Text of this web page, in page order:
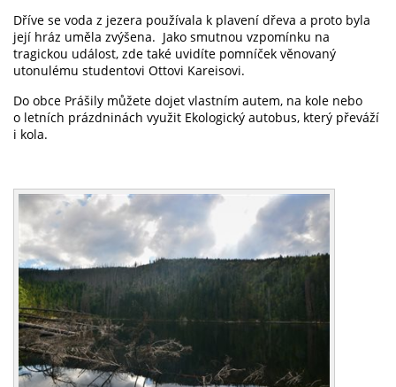
Dříve se voda z jezera používala k plavení dřeva a proto byla
její hráz uměla zvýšena. Jako smutnou vzpomínku na
tragickou událost, zde také uvidíte pomníček věnovaný
utonulému studentovi Ottovi Kareisovi.
Do obce Prášily můžete dojet vlastním autem, na kole nebo
o letních prázdninách využit Ekologický autobus, který převáží
i kola.